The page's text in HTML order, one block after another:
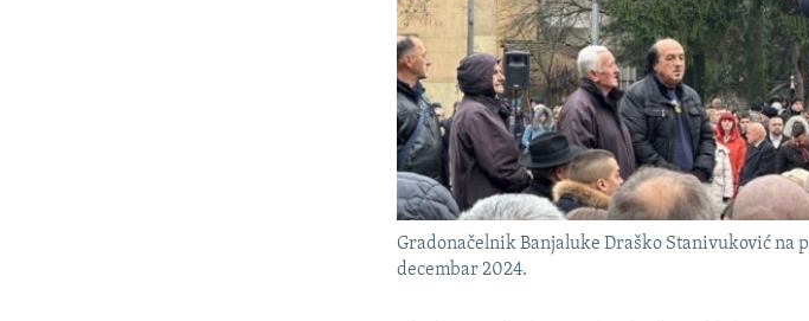
Gradonačelnik Banjaluke Draško Stanivuković na
decembar 2024.